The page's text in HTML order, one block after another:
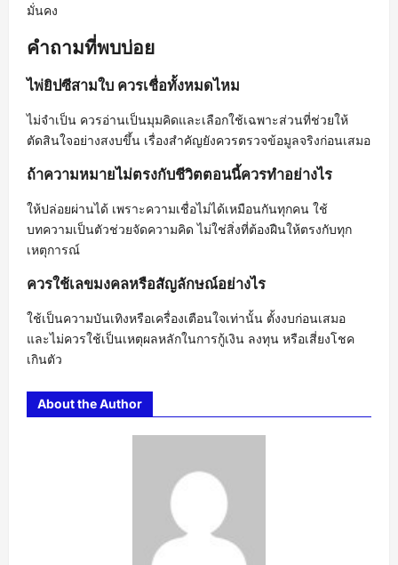
มั่นคง
คำถามที่พบบ่อย
ไพ่ยิปซีสามใบ ควรเชื่อทั้งหมดไหม
ไม่จำเป็น ควรอ่านเป็นมุมคิดและเลือกใช้เฉพาะส่วนที่ช่วยให้
ตัดสินใจอย่างสงบขึ้น เรื่องสำคัญยังควรตรวจข้อมูลจริงก่อนเสมอ
ถ้าความหมายไม่ตรงกับชีวิตตอนนี้ควรทำอย่างไร
ให้ปล่อยผ่านได้ เพราะความเชื่อไม่ได้เหมือนกันทุกคน ใช้
บทความเป็นตัวช่วยจัดความคิด ไม่ใช่สิ่งที่ต้องฝืนให้ตรงกับทุก
เหตุการณ์
ควรใช้เลขมงคลหรือสัญลักษณ์อย่างไร
ใช้เป็นความบันเทิงหรือเครื่องเตือนใจเท่านั้น ตั้งงบก่อนเสมอ
และไม่ควรใช้เป็นเหตุผลหลักในการกู้เงิน ลงทุน หรือเสี่ยงโชค
เกินตัว
About the Author